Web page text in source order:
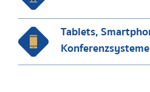
Tablets,
Konferenzsysteme